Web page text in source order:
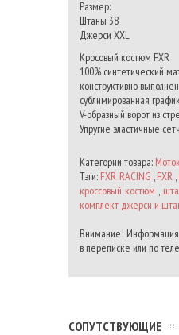
Размер:
Штаны 38
Джерси XXL
Кросовый костюм FXR
100% синтетический
конструктивно
сублимированная
V-образный ворот из
Упругие эластичные
Категории товара:
Тэги: FXR RACING ,FXR ,
кроссовый костюм ,
комплект джерси и
Внимание! Информация
в переписке или по
CОПУТСТВУЮЩИЕ